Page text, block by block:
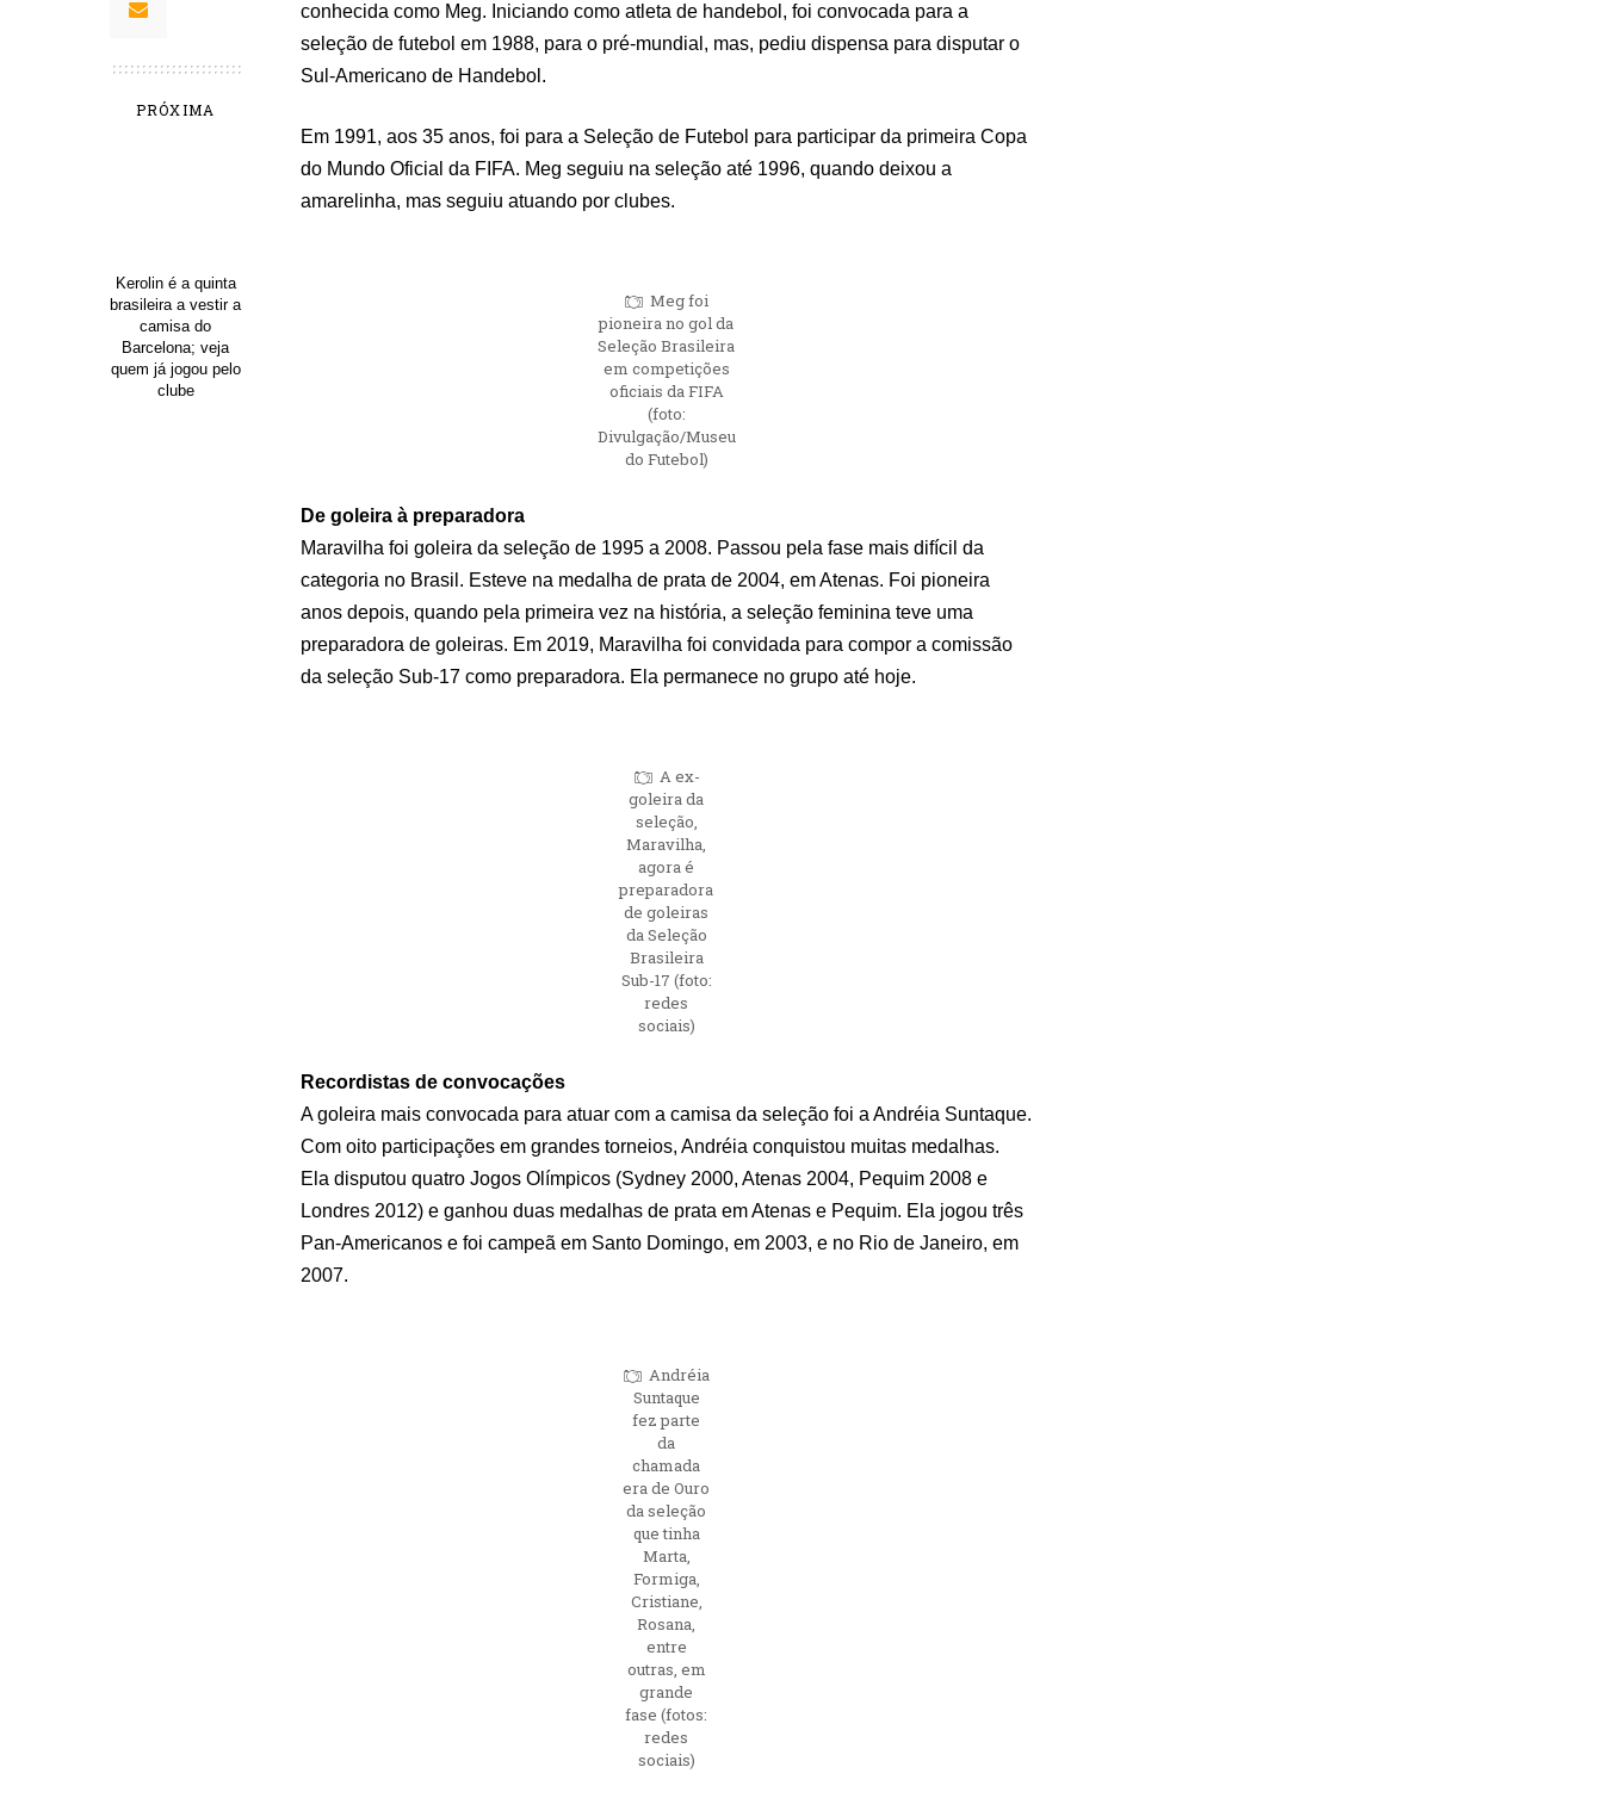
PRÓXIMA
Kerolin é a quinta
brasileira a vestir a
camisa do
Barcelona; veja
quem já jogou pelo
clube
conhecida como Meg. Iniciando como atleta de handebol, foi convocada para a
seleção de futebol em 1988, para o pré-mundial, mas, pediu dispensa para disputar o
Sul-Americano de Handebol.
Em 1991, aos 35 anos, foi para a Seleção de Futebol para participar da primeira Copa
do Mundo Oficial da FIFA. Meg seguiu na seleção até 1996, quando deixou a
amarelinha, mas seguiu atuando por clubes.
Meg foi
pioneira no gol da
Seleção Brasileira
em competições
oficiais da FIFA
(foto:
Divulgação/Museu
do Futebol)
De goleira à preparadora
Maravilha foi goleira da seleção de 1995 a 2008. Passou pela fase mais difícil da
categoria no Brasil. Esteve na medalha de prata de 2004, em Atenas. Foi pioneira
anos depois, quando pela primeira vez na história, a seleção feminina teve uma
preparadora de goleiras. Em 2019, Maravilha foi convidada para compor a comissão
da seleção Sub-17 como preparadora. Ela permanece no grupo até hoje.
A ex-
goleira da
seleção,
Maravilha,
agora é
preparadora
de goleiras
da Seleção
Brasileira
Sub-17 (foto:
redes
sociais)
Recordistas de convocações
A goleira mais convocada para atuar com a camisa da seleção foi a Andréia Suntaque.
Com oito participações em grandes torneios, Andréia conquistou muitas medalhas.
Ela disputou quatro Jogos Olímpicos (Sydney 2000, Atenas 2004, Pequim 2008 e
Londres 2012) e ganhou duas medalhas de prata em Atenas e Pequim. Ela jogou três
Pan-Americanos e foi campeã em Santo Domingo, em 2003, e no Rio de Janeiro, em
2007.
Andréia
Suntaque
fez parte
da
chamada
era de Ouro
da seleção
que tinha
Marta,
Formiga,
Cristiane,
Rosana,
entre
outras, em
grande
fase (fotos:
redes
sociais)